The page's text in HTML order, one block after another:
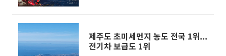
제주도 초미세먼지 농도 전국 1위...
전기차 보급도 1위